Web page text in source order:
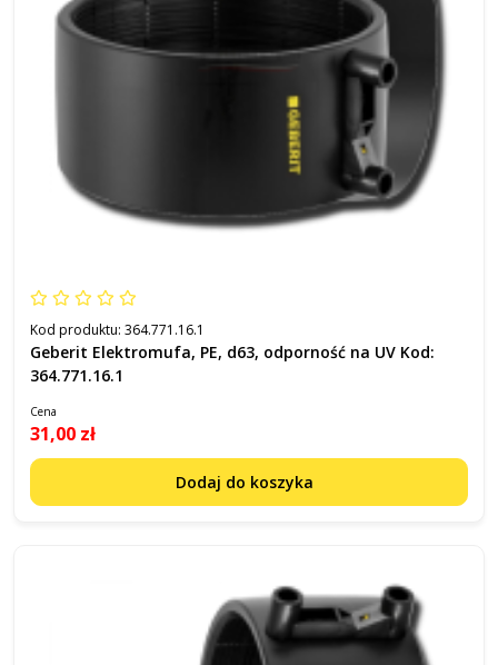
Kod produktu: 364.771.16.1
Geberit Elektromufa, PE, d63, odporność na UV Kod:
364.771.16.1
Cena
31,00 zł
Dodaj do koszyka